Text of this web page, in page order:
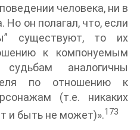
человека, ни в
Но он полагал, что, если
существуют, то их
к компонуемым
аналогичны
по отношению к
(т.е. никаких
и быть не может)».173